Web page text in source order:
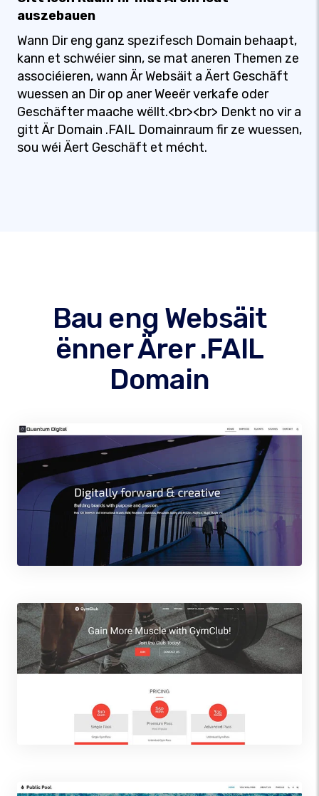
auszebauen
Wann Dir eng ganz spezifesch Domain behaapt,
kann et schwéier sinn, se mat aneren Themen ze
associéieren, wann Är Websäit a Äert Geschäft
wuessen an Dir op aner Weeër verkafe oder
Geschäfter maache wëllt.<br><br> Denkt no vir a
gitt Är Domain .FAIL Domainraum fir ze wuessen,
sou wéi Äert Geschäft et mécht.
Bau eng Websäit
ënner Ärer .FAIL
Domain